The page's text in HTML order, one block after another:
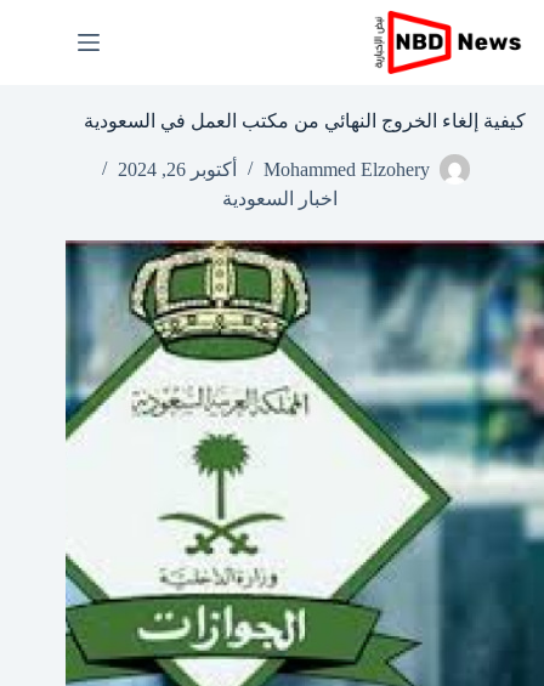
إلى
المحتوى
كيفية إلغاء الخروج النهائي من مكتب العمل في السعودية
Mohammed Elzohery
أكتوبر 26, 2024
اخبار السعودية